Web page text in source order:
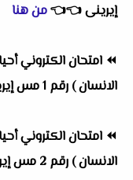
إيرينى👈
👈من هنا
⏪ امتحان الكتروني
الانسان ) رقم 1 مس إيرينى
⏪ امتحان الكتروني
الانسان ) رقم 2 مس إيرينى